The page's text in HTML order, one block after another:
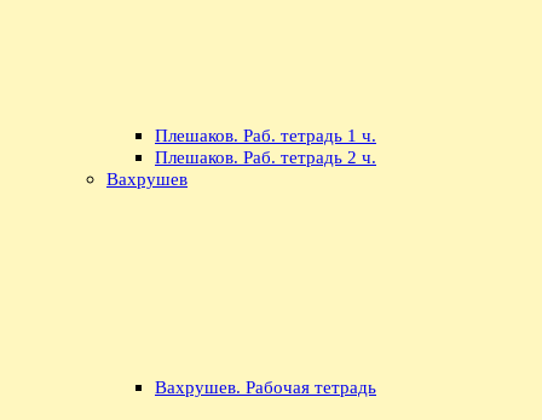
Плешаков. Раб. тетрадь 1 ч.
Плешаков. Раб. тетрадь 2 ч.
Вахрушев
Вахрушев. Рабочая тетрадь